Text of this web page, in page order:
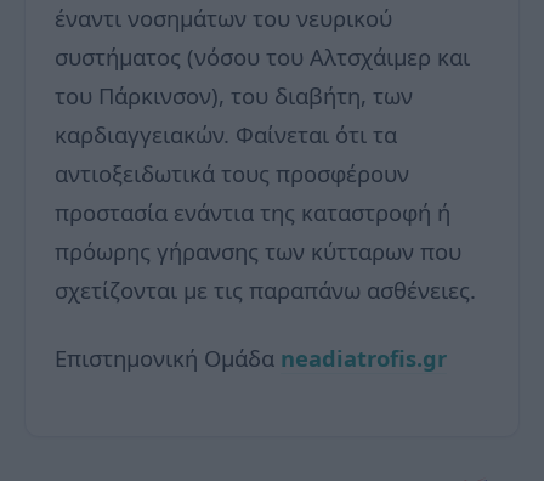
έναντι νοσημάτων του νευρικού
συστήματος (νόσου του Αλτσχάιμερ και
του Πάρκινσον), του διαβήτη, των
καρδιαγγειακών. Φαίνεται ότι τα
αντιοξειδωτικά τους προσφέρουν
προστασία ενάντια της καταστροφή ή
πρόωρης γήρανσης των κύτταρων που
σχετίζονται με τις παραπάνω ασθένειες.
Επιστημονική Ομάδα neadiatrofis.gr